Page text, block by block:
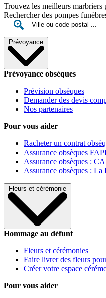
Trouvez les meilleurs marbriers
Rechercher des pompes
Prévoyance
Prévoyance obsèques
Prévision obsèques
Demander des devis
Nos partenaires
Pour vous aider
Racheter un contrat
Assurance obsèques
Assurance obsèques :
Assurance obsèques : La
Fleurs et cérémonie
Hommage au défunt
Fleurs et cérémonies
Faire livrer des fleurs
Créer votre espace
Pour vous aider